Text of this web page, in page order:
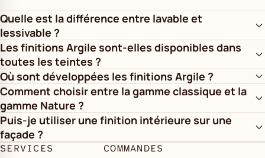
Quelle est la différence entre lavable et
lessivable ?
Les finitions Argile sont-elles disponibles dans
toutes les teintes ?
Où sont développées les finitions Argile ?
Comment choisir entre la gamme classique et la
gamme Nature ?
Puis-je utiliser une finition intérieure sur une
façade ?
SERVICES COMMANDES